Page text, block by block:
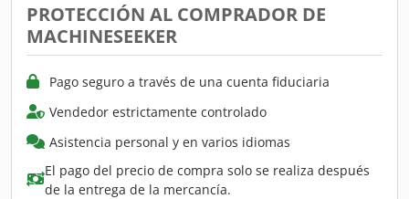
PROTECCIÓN AL COMPRADOR DE
MACHINESEEKER
Pago seguro a través de una cuenta fiduciaria
Vendedor estrictamente controlado
Asistencia personal y en varios idiomas
El pago del precio de compra solo se realiza después
de la entrega de la mercancía.